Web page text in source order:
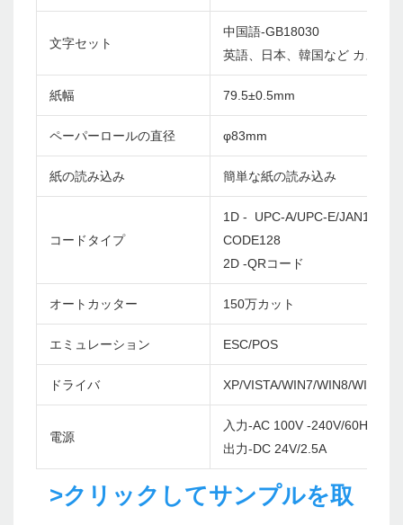
文字セット
中国語-GB18030
英語、日本、韓国など カスタ
紙幅 79.5±0.5mm
ペーパーロールの直径 φ83mm
紙の読み込み 簡単な紙の読み込み
コードタイプ
1D - UPC-A/UPC-E/
CODE128
2D -QRコード
オートカッター 150万カット
エミュレーション ESC/POS
ドライバ XP/VISTA/WIN7/WIN8/WIN10/
電源
入力-AC 100V -240V/60Hz
出力-DC 24V/2.5A
>クリックしてサンプルを取